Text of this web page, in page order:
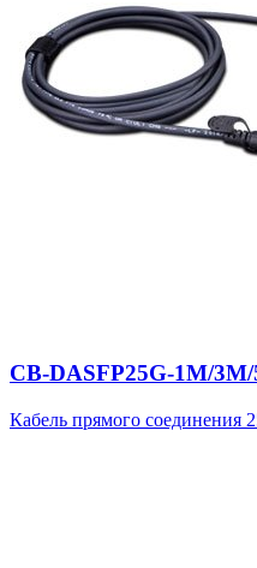
CB-DASFP25G-1M/
Кабель прямого соединения